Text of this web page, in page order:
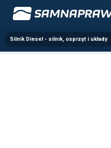
Silnik Diesel - silnik, osprzęt i układy